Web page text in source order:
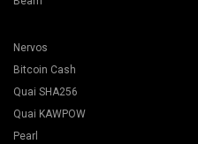
Nervos
Bitcoin Cash
Quai SHA256
Quai KAWPOW
Pearl